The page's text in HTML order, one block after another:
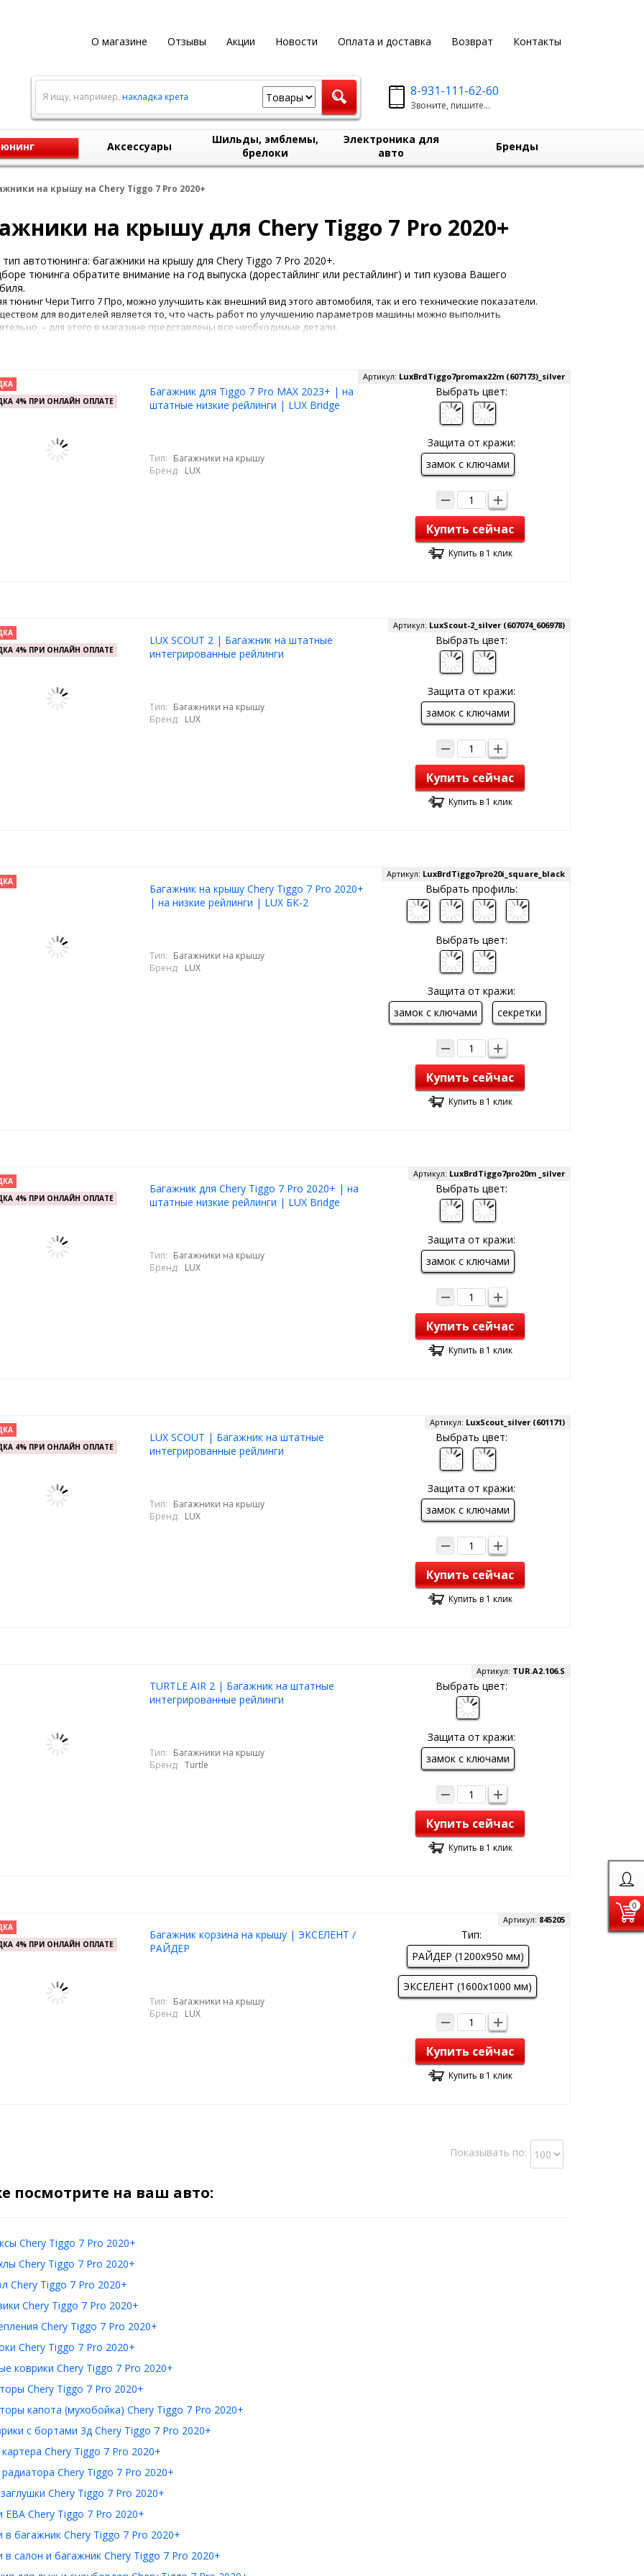
0
О магазине Отзывы Акции Новости Оплата и доставка Возврат Контакты
8-931-111-62-60
Звоните, пишите...
Я ищу, например, накладка крета
Аксессуары
Шильды, эмблемы,
брелоки
Электроника для
авто
Бренды
на крышу на Chery Tiggo 7 Pro 2020+
на крышу для Chery Tiggo 7 Pro 2020+
автотюнинга: багажники на крышу для Chery Tiggo 7 Pro 2020+.
тюнинга обратите внимание на год выпуска (дорестайлинг или рестайлинг) и тип кузова Вашего
тюнинг Чери Тигго 7 Про, можно улучшить как внешний вид этого автомобиля, так и его технические показатели.
для водителей является то, что часть работ по улучшению параметров машины можно выполнить
– для этого в магазине представлены все необходимые детали.
4% ПРИ ОНЛАЙН ОПЛАТЕ
Багажник для Tiggo 7 Pro MAX 2023+ | на
штатные низкие рейлинги | LUX Bridge
Артикул: LuxBrdTiggo7promax22m (607173)_silver
Тип: Багажники на крышу
Бренд: LUX
Выбрать цвет:
Защита от кражи:
замок с ключами
Купить сейчас
Купить в 1 клик
4% ПРИ ОНЛАЙН ОПЛАТЕ
LUX SCOUT 2 | Багажник на штатные
интегрированные рейлинги
Артикул: LuxScout-2_silver (607074_606978)
Тип: Багажники на крышу
Бренд: LUX
Выбрать цвет:
Защита от кражи:
замок с ключами
Купить сейчас
Купить в 1 клик
Багажник на крышу Chery Tiggo 7 Pro 2020+
| на низкие рейлинги | LUX БК-2
Артикул: LuxBrdTiggo7pro20i_square_black
Тип: Багажники на крышу
Бренд: LUX
Выбрать профиль:
Выбрать цвет:
Защита от кражи:
замок с ключами
секретки
Купить сейчас
Купить в 1 клик
4% ПРИ ОНЛАЙН ОПЛАТЕ
Багажник для Chery Tiggo 7 Pro 2020+ | на
штатные низкие рейлинги | LUX Bridge
Артикул: LuxBrdTiggo7pro20m _silver
Тип: Багажники на крышу
Бренд: LUX
Выбрать цвет:
Защита от кражи:
замок с ключами
Купить сейчас
Купить в 1 клик
4% ПРИ ОНЛАЙН ОПЛАТЕ
LUX SCOUT | Багажник на штатные
интегрированные рейлинги
Артикул: LuxScout_silver (601171)
Тип: Багажники на крышу
Бренд: LUX
Выбрать цвет:
Защита от кражи:
замок с ключами
Купить сейчас
Купить в 1 клик
TURTLE AIR 2 | Багажник на штатные
интегрированные рейлинги
Артикул: TUR.A2.106.S
Тип: Багажники на крышу
Бренд: Turtle
Выбрать цвет:
Защита от кражи:
замок с ключами
Купить сейчас
Купить в 1 клик
4% ПРИ ОНЛАЙН ОПЛАТЕ
Багажник корзина на крышу | ЭКСЕЛЕНТ /
РАЙДЕР
Артикул: 845205
Тип: Багажники на крышу
Бренд: LUX
Тип:
РАЙДЕР (1200х950 мм)
ЭКСЕЛЕНТ (1600х1000 мм)
Купить сейчас
Купить в 1 клик
Показывать по:
посмотрите на ваш авто:
Chery Tiggo 7 Pro 2020+
Chery Tiggo 7 Pro 2020+
Chery Tiggo 7 Pro 2020+
Chery Tiggo 7 Pro 2020+
Chery Tiggo 7 Pro 2020+
Chery Tiggo 7 Pro 2020+
коврики Chery Tiggo 7 Pro 2020+
Chery Tiggo 7 Pro 2020+
капота (мухобойка) Chery Tiggo 7 Pro 2020+
с бортами 3д Chery Tiggo 7 Pro 2020+
Chery Tiggo 7 Pro 2020+
Chery Tiggo 7 Pro 2020+
Chery Tiggo 7 Pro 2020+
ЕВА Chery Tiggo 7 Pro 2020+
в багажник Chery Tiggo 7 Pro 2020+
в салон и багажник Chery Tiggo 7 Pro 2020+